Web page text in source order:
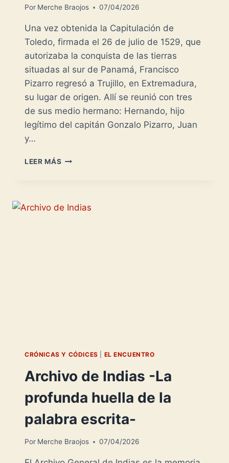
Por Merche Braojos 07/04/2026
Una vez obtenida la Capitulación de
Toledo, firmada el 26 de julio de 1529, que
autorizaba la conquista de las tierras
situadas al sur de Panamá, Francisco
Pizarro regresó a Trujillo, en Extremadura,
su lugar de origen. Allí se reunió con tres
de sus medio hermano: Hernando, hijo
legítimo del capitán Gonzalo Pizarro, Juan
y…
LEER MÁS LOS
EL
PERÚ
CRÓNICAS Y CÓDICES EL ENCUENTRO
Archivo de Indias -La
profunda huella de la
palabra escrita-
Por Merche Braojos 07/04/2026